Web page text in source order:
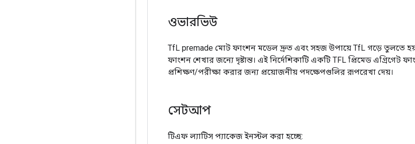
ওভারভিউ
TfL premade মোট ফাংশন মডেল দ্রুত এবং সহজ উপায়ে TfL গড়ে তুলতে
ফাংশন শেখার জন্যে দৃষ্টান্ত। এই নির্দেশিকাটি একটি TFL প্রিমেড
প্রশিক্ষণ/পরীক্ষা করার জন্য প্রয়োজনীয় পদক্ষেপগুলির রূপরেখা দেয়।
সেটআপ
টিএফ ল্যাটিস প্যাকেজ ইনস্টল করা হচ্ছে: